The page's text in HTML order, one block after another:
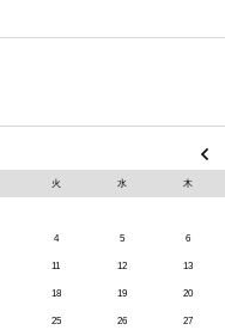
火 水 木
4 5 6
11 12 13
18 19 20
25 26 27